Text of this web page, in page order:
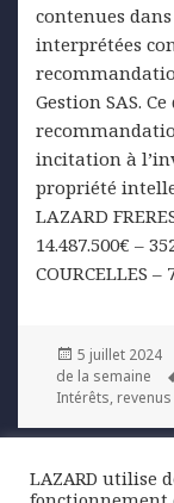
contenues
interprétées
Gestion SAS.
incitation à
propriété
LAZARD
14.487.500€ –
COURCELLES –
Posted
on
5 juillet 2024
de la semaine
Intérêts,
PREVIOUS
LAZARD utilise